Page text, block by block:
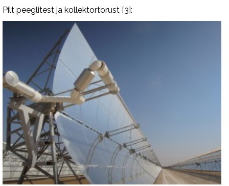
Pilt peeglitest ja kollektortorust [3]: